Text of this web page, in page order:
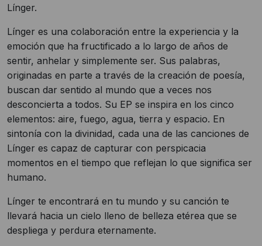
Línger.
Línger es una colaboración entre la experiencia y la
emoción que ha fructificado a lo largo de años de
sentir, anhelar y simplemente ser. Sus palabras,
originadas en parte a través de la creación de poesía,
buscan dar sentido al mundo que a veces nos
desconcierta a todos. Su EP se inspira en los cinco
elementos: aire, fuego, agua, tierra y espacio. En
sintonía con la divinidad, cada una de las canciones de
Línger es capaz de capturar con perspicacia
momentos en el tiempo que reflejan lo que significa ser
humano.
Línger te encontrará en tu mundo y su canción te
llevará hacia un cielo lleno de belleza etérea que se
despliega y perdura eternamente.